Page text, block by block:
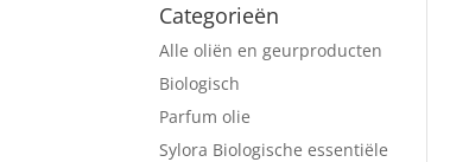
Categorieën
Alle oliën en geurproducten
Biologisch
Parfum olie
Sylora Biologische essentiële